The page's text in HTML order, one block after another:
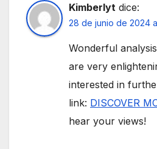
Kimberlyt dice:
28 de junio de 2024
Wonderful
are very
interested in
link: DISCOVER
hear your views!